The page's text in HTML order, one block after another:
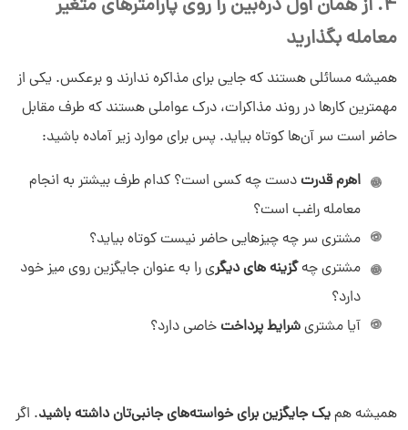
4. از همان اول ذره‌بین‌ را روی پارامترهای متغیر
معامله بگذارید
همیشه مسائلی هستند که جایی برای مذاکره ندارند و برعکس. یکی از
مهمترین کارها در روند مذاکرات، درک عواملی هستند که طرف مقابل
حاضر است سر آن‌ها کوتاه بیاید. پس برای موارد زیر آماده باشید:
اهرم قدرتدست چه کسی است؟ کدام طرف بیشتر به انجام
معامله راغب است؟
مشتری سر چه چیزهایی حاضر نیست کوتاه بیاید؟
مشتری چهگزینه های دیگری را به عنوان جایگزین روی میز خود
دارد؟
آیا مشتریشرایط پرداختخاصی دارد؟
همیشه همیک جایگزین برای خواسته‌های جانبی‌تان داشته باشید. اگر